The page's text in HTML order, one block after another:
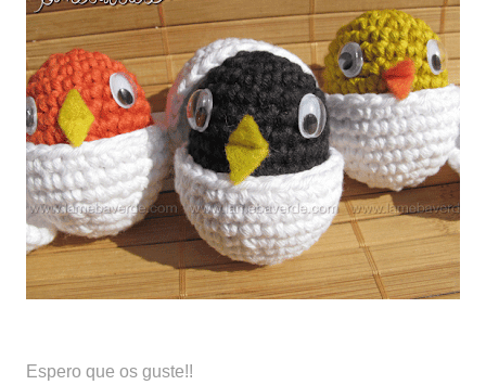
Espero que os guste!!